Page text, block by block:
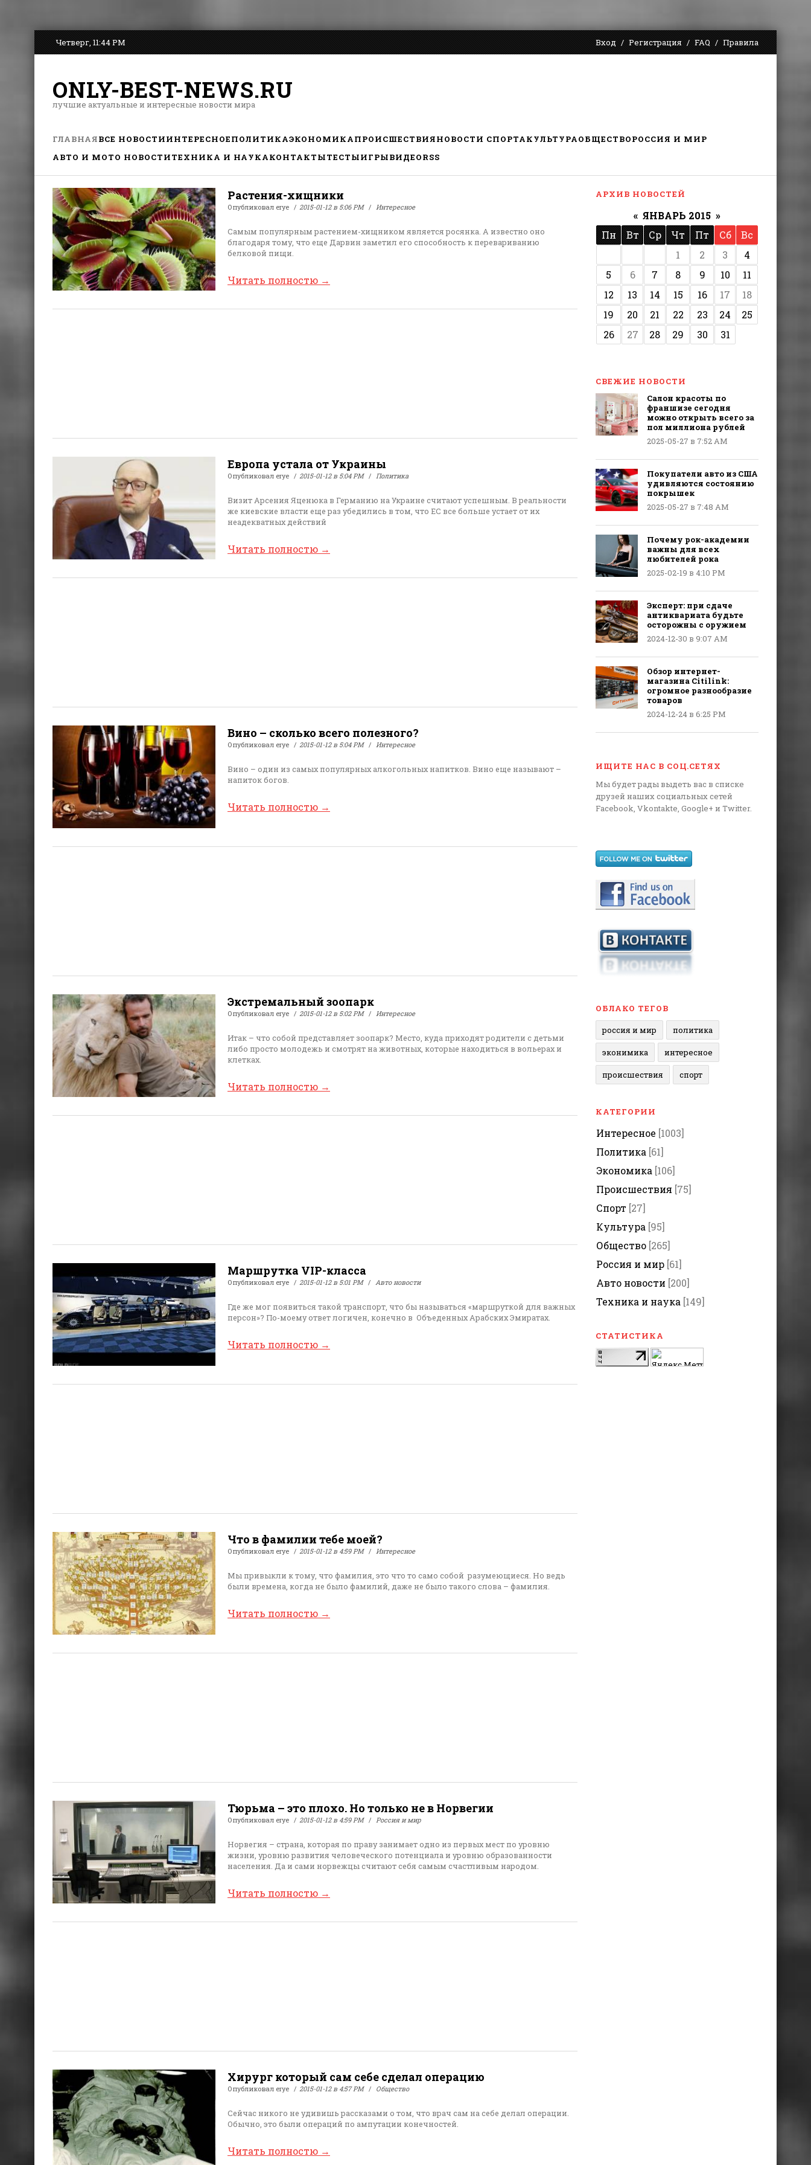
Четверг, 11:44 PM Вход Регистрация FAQ Правила
ONLY-BEST-NEWS.RU
лучшие актуальные и интересные новости мира
ГЛАВНАЯВСЕ НОВОСТИИНТЕРЕСНОЕПОЛИТИКАЭКОНОМИКАПРОИСШЕСТВИЯНОВОСТИ СПОРТАКУЛЬТУРАОБЩЕСТВОРОССИЯ И МИР
АВТО И МОТО НОВОСТИТЕХНИКА И НАУКАКОНТАКТЫТЕСТЫИГРЫВИДЕОRSS
Растения-хищники
Опубликовал erye 2015-01-12 в 5:06 PM Интересное
Самым популярным растением-хищником является росянка. А известно оно
благодаря тому, что еще Дарвин заметил его способность к перевариванию
белковой пищи.
Читать полностю →
Европа устала от Украины
Опубликовал erye 2015-01-12 в 5:04 PM Политика
Визит Арсения Яценюка в Германию на Украине считают успешным. В реальности
же киевские власти еще раз убедились в том, что ЕС все больше устает от их
неадекватных действий
Читать полностю →
Вино – сколько всего полезного?
Опубликовал erye 2015-01-12 в 5:04 PM Интересное
Вино – один из самых популярных алкогольных напитков. Вино еще называют –
напиток богов.
Читать полностю →
Экстремальный зоопарк
Опубликовал erye 2015-01-12 в 5:02 PM Интересное
Итак – что собой представляет зоопарк? Место, куда приходят родители с детьми
либо просто молодежь и смотрят на животных, которые находиться в вольерах и
клетках.
Читать полностю →
Маршрутка VIP-класса
Опубликовал erye 2015-01-12 в 5:01 PM Авто новости
Где же мог появиться такой транспорт, что бы называться «маршруткой для важных
персон»? По-моему ответ логичен, конечно в Объеденных Арабских Эмиратах.
Читать полностю →
Что в фамилии тебе моей?
Опубликовал erye 2015-01-12 в 4:59 PM Интересное
Мы привыкли к тому, что фамилия, это что то само собой разумеющиеся. Но ведь
были времена, когда не было фамилий, даже не было такого слова – фамилия.
Читать полностю →
Тюрьма – это плохо. Но только не в Норвегии
Опубликовал erye 2015-01-12 в 4:59 PM Россия и мир
Норвегия – страна, которая по праву занимает одно из первых мест по уровню
жизни, уровню развития человеческого потенциала и уровню образованности
населения. Да и сами норвежцы считают себя самым счастливым народом.
Читать полностю →
Хирург который сам себе сделал операцию
Опубликовал erye 2015-01-12 в 4:57 PM Общество
Сейчас никого не удивишь рассказами о том, что врач сам на себе делал операции.
Обычно, это были операций по ампутации конечностей.
Читать полностю →
АРХИВ НОВОСТЕЙ
« ЯНВАРЬ 2015 »
Пн
Вт Ср Чт Пт Сб
Вс
1
2 3
4
5
6 7 8 9 10
11
12
13 14 15 16 17
18
19
20 21 22 23 24
25
26
27 28 29 30 31
СВЕЖИЕ НОВОСТИ
Салон красоты по
франшизе сегодня
можно открыть всего за
пол миллиона рублей
2025-05-27 в 7:52 AM
Покупатели авто из США
удивляются состоянию
покрышек
2025-05-27 в 7:48 AM
Почему рок-академии
важны для всех
любителей рока
2025-02-19 в 4:10 PM
Эксперт: при сдаче
антиквариата будьте
осторожны с оружием
2024-12-30 в 9:07 AM
Обзор интернет-
магазина Citilink:
огромное разнообразие
товаров
2024-12-24 в 6:25 PM
ИЩИТЕ НАС В СОЦ.СЕТЯХ
Мы будет рады выдеть вас в списке
друзей наших социальных сетей
Facebook, Vkontakte, Google+ и Twitter.
ОБЛАКО ТЕГОВ
россия и мир
политика
эконимика интересное
происшествия спорт
КАТЕГОРИИ
Интересное [1003]
Политика [61]
Экономика [106]
Происшествия [75]
Спорт [27]
Культура [95]
Общество [265]
Россия и мир [61]
Авто новости [200]
Техника и наука [149]
СТАТИСТИКА